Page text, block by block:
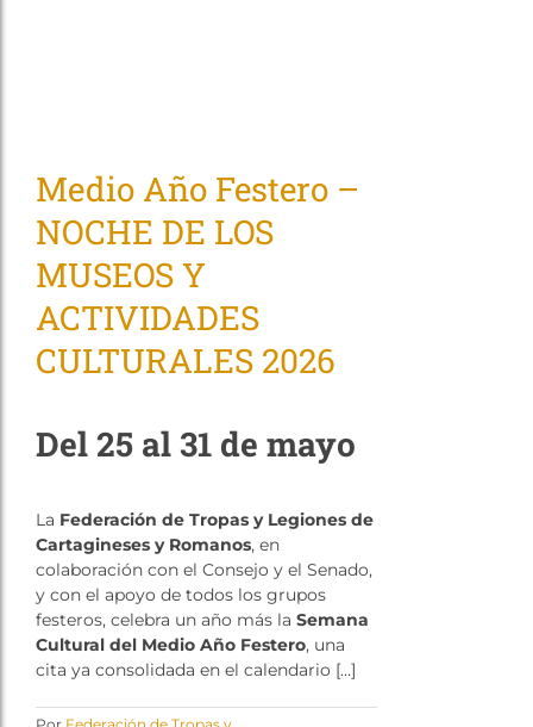
Medio Año Festero –
NOCHE DE LOS
MUSEOS Y
ACTIVIDADES
CULTURALES 2026
Del 25 al 31 de mayo
La Federación de Tropas y Legiones de
Cartagineses y Romanos, en
colaboración con el Consejo y el Senado,
y con el apoyo de todos los grupos
festeros, celebra un año más la Semana
Cultural del Medio Año Festero, una
cita ya consolidada en el calendario […]